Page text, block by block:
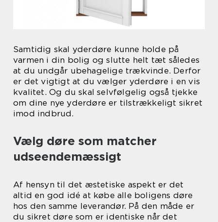
Samtidig skal yderdøre kunne holde på
varmen i din bolig og slutte helt tæt således
at du undgår ubehagelige trækvinde. Derfor
er det vigtigt at du vælger yderdøre i en vis
kvalitet. Og du skal selvfølgelig også tjekke
om dine nye yderdøre er tilstrækkeligt sikret
imod indbrud.
Vælg døre som matcher
udseendemæssigt
Af hensyn til det æstetiske aspekt er det
altid en god idé at købe alle boligens døre
hos den samme leverandør. På den måde er
du sikret døre som er identiske når det